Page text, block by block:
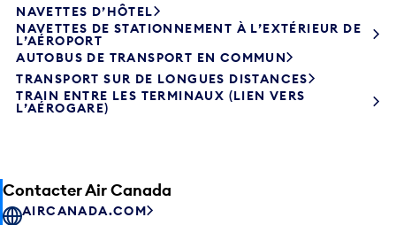
NAVETTES D’HÔTEL
NAVETTES DE STATIONNEMENT À L’EXTÉRIEUR DE
L’AÉROPORT
AUTOBUS DE TRANSPORT EN COMMUN
TRANSPORT SUR DE LONGUES DISTANCES
TRAIN ENTRE LES TERMINAUX (LIEN VERS
L’AÉROGARE)
Contacter Air Canada
AIRCANADA.COM